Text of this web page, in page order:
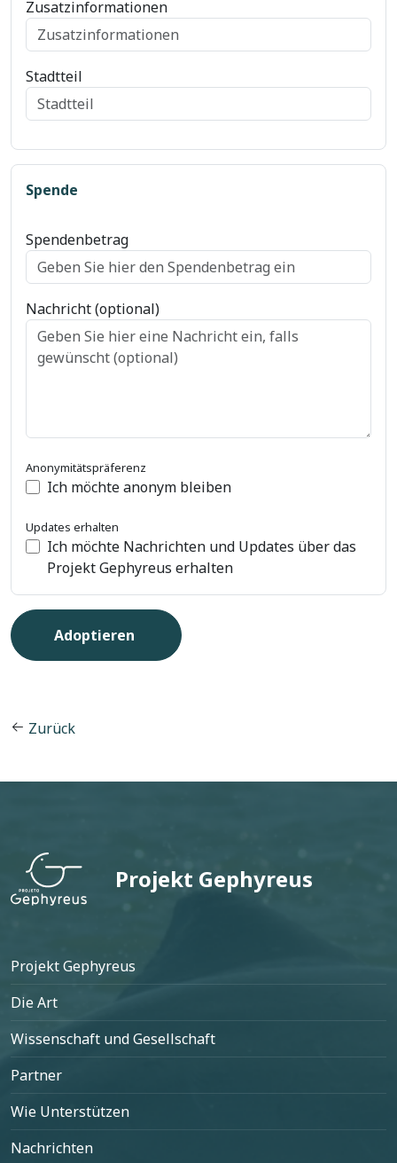
Zusatzinformationen
Stadtteil
Spende
Spendenbetrag
Nachricht (optional)
Anonymitätspräferenz
Ich möchte anonym bleiben
Updates erhalten
Ich möchte Nachrichten und Updates über das
Projekt Gephyreus erhalten
Zurück
Projekt Gephyreus
Fußzeile
Projekt Gephyreus
Die Art
Wissenschaft und Gesellschaft
Partner
Wie Unterstützen
Nachrichten